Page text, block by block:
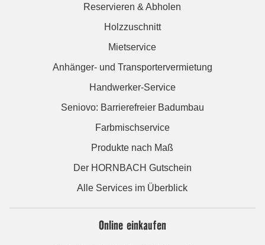
Reservieren & Abholen
Holzzuschnitt
Mietservice
Anhänger- und Transportervermietung
Handwerker-Service
Seniovo: Barrierefreier Badumbau
Farbmischservice
Produkte nach Maß
Der HORNBACH Gutschein
Alle Services im Überblick
Online einkaufen